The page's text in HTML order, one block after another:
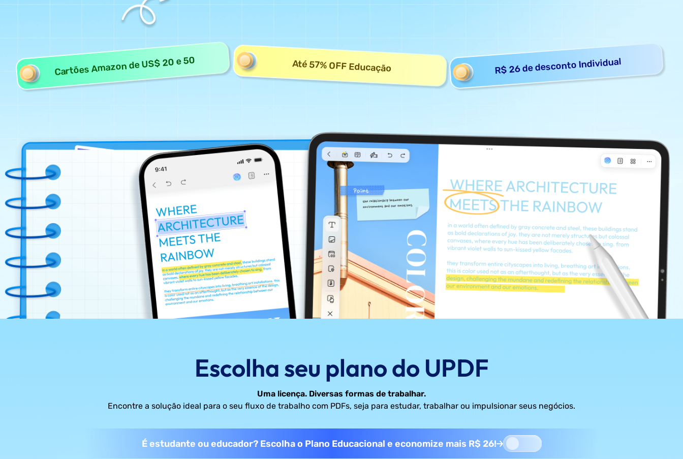
Cartões Amazon de US$ 20 e 50 Até 57% OFF Educação R$ 26 de desconto Individual
Escolha seu plano do UPDF
Uma licença. Diversas formas de trabalhar.
Encontre a solução ideal para o seu fluxo de trabalho com PDFs, seja para estudar, trabalhar ou impulsionar seus negócios.
É estudante ou educador? Escolha o Plano Educacional e economize mais R$ 26!